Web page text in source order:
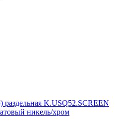
K.USQ52.SCREEN
никель/хром